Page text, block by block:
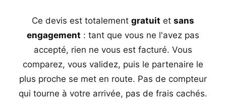
Ce devis est totalement gratuit et sans
engagement : tant que vous ne l'avez pas
accepté, rien ne vous est facturé. Vous
comparez, vous validez, puis le partenaire le
plus proche se met en route. Pas de compteur
qui tourne à votre arrivée, pas de frais cachés.